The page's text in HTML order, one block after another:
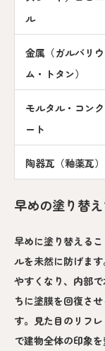
ル
金属（ガルバリウ
ム・トタン）
モルタル・コンク
ート
陶器瓦（釉薬瓦）
早めの塗り替
早めに塗り替える
ルを未然に防げま
やすくなり、内部
ちに塗膜を回復さ
す。見た目のリフ
で建物全体の印象を